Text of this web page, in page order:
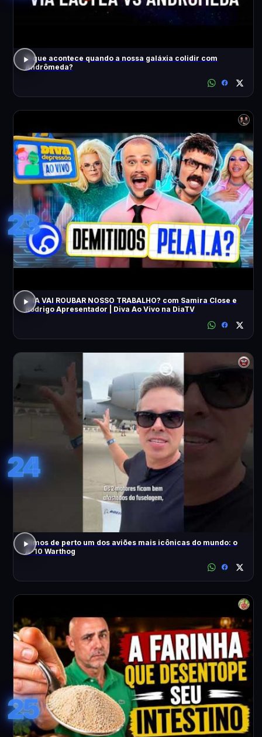
O que acontece quando a nossa galáxia colidir com
Andrômeda?
23
A IA VAI ROUBAR NOSSO TRABALHO? com Samira Close e
Rodrigo Apresentador | Diva Ao Vivo na DiaTV
24
Vimos de perto um dos aviões mais icônicas do mundo: o
A-10 Warthog
25